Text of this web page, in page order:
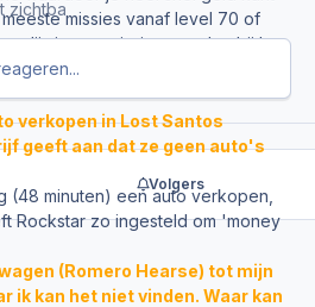
missies vanaf level 70 of
lijstje met missies met daarbij hun
verkopen in Lost Santos
geeft aan dat ze geen auto's
(48 minuten) een auto verkopen,
Rockstar zo ingesteld om 'money
(Romero Hearse) tot mijn
ik kan het niet vinden. Waar kan
Volgers